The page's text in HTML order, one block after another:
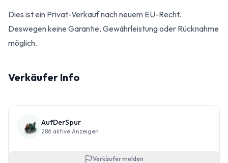
Dies ist ein Privat-Verkauf nach neuem EU-Recht.
Deswegen keine Garantie, Gewährleistung oder Rücknahme
möglich.
Verkäufer Info
AufDerSpur
286 aktive Anzeigen
Verkäufer melden